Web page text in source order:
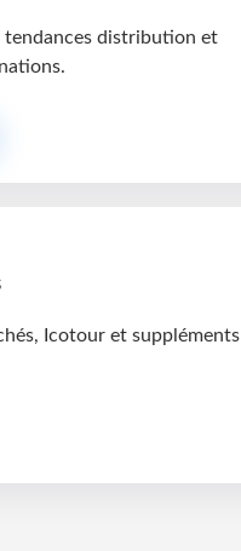
tendances distribution et
Icotour et suppléments